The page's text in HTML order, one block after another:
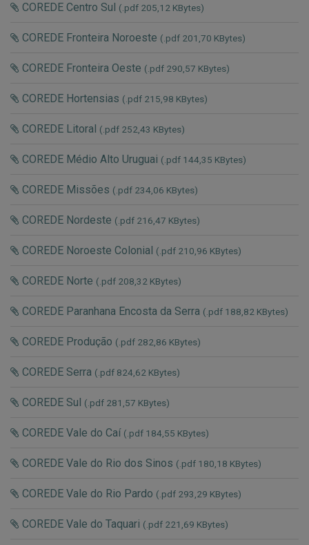
COREDE Centro Sul (.pdf 205,12 KBytes)
COREDE Fronteira Noroeste (.pdf 201,70 KBytes)
COREDE Fronteira Oeste (.pdf 290,57 KBytes)
COREDE Hortensias (.pdf 215,98 KBytes)
COREDE Litoral (.pdf 252,43 KBytes)
COREDE Médio Alto Uruguai (.pdf 144,35 KBytes)
COREDE Missões (.pdf 234,06 KBytes)
COREDE Nordeste (.pdf 216,47 KBytes)
COREDE Noroeste Colonial (.pdf 210,96 KBytes)
COREDE Norte (.pdf 208,32 KBytes)
COREDE Paranhana Encosta da Serra (.pdf 188,82 KBytes)
COREDE Produção (.pdf 282,86 KBytes)
COREDE Serra (.pdf 824,62 KBytes)
COREDE Sul (.pdf 281,57 KBytes)
COREDE Vale do Caí (.pdf 184,55 KBytes)
COREDE Vale do Rio dos Sinos (.pdf 180,18 KBytes)
COREDE Vale do Rio Pardo (.pdf 293,29 KBytes)
COREDE Vale do Taquari (.pdf 221,69 KBytes)